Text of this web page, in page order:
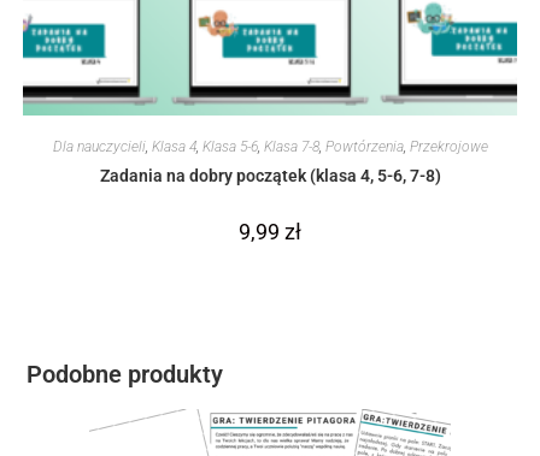
Dla nauczycieli, Klasa 4, Klasa 5-6, Klasa 7-8, Powtórzenia, Przekrojowe
Zadania na dobry początek (klasa 4, 5-6, 7-8)
9,99 zł
Podobne produkty